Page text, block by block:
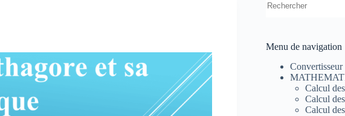
Menu de navigation
Convertisseur
Calcul
Calcul
Calcul